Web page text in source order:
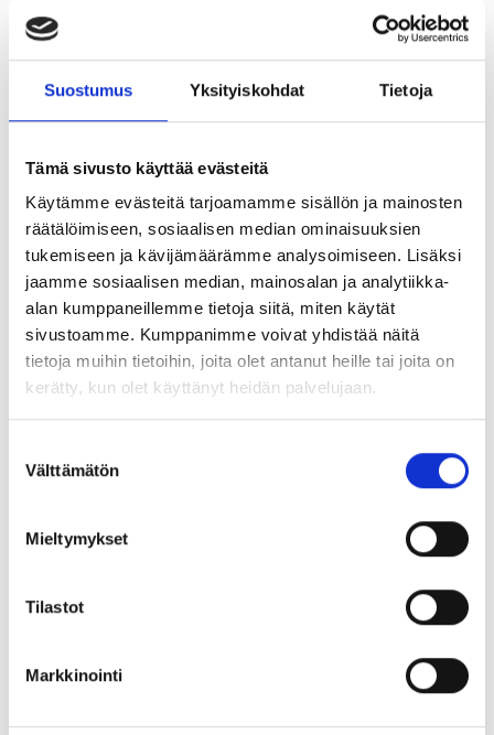
Suostumus Yksityiskohdat Tietoja
Tämä sivusto käyttää evästeitä
Käytämme evästeitä tarjoamamme sisällön ja mainosten
räätälöimiseen, sosiaalisen median ominaisuuksien
tukemiseen ja kävijämäärämme analysoimiseen. Lisäksi
jaamme sosiaalisen median, mainosalan ja analytiikka-
alan kumppaneillemme tietoja siitä, miten käytät
sivustoamme. Kumppanimme voivat yhdistää näitä
tietoja muihin tietoihin, joita olet antanut heille tai joita on
kerätty, kun olet käyttänyt heidän palvelujaan.
valinta
Välttämätön
Mieltymykset
Tilastot
Markkinointi